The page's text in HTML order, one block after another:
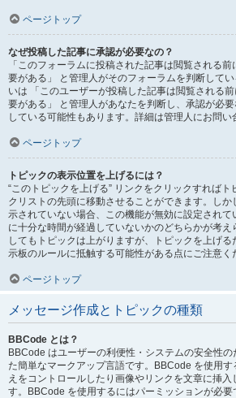
ページトップ
なぜ投稿した記事に承認が必要なの？
「このフォーラムに投稿された記事は閲覧される
要がある」 と管理人がそのフォーラムを判断して
いは 「このユーザーが投稿した記事は閲覧される
要がある」 と管理人があなたを判断し、承認が必
している可能性もあります。詳細は管理人にお問い
ページトップ
トピックの表示位置を上げるには？
“このトピックを上げる” リンクをクリックすればト
クリストの先頭に移動させることができます。し
示されていない場合、この機能が無効に設定され
に十分な時間が経過していないかのどちらかが考
してもトピックは上がりますが、トピックを上げ
示板のルールに抵触する可能性がある点にご注意く
ページトップ
メッセージ作成とトピックの種類
BBCode とは？
BBCode はユーザーの利便性・システムの安全性
た簡単なマークアップ言語です。BBCode を使用
えをコントロールしたり画像やリンクを文章に挿入
す。BBCode を使用するにはパーミッションが必